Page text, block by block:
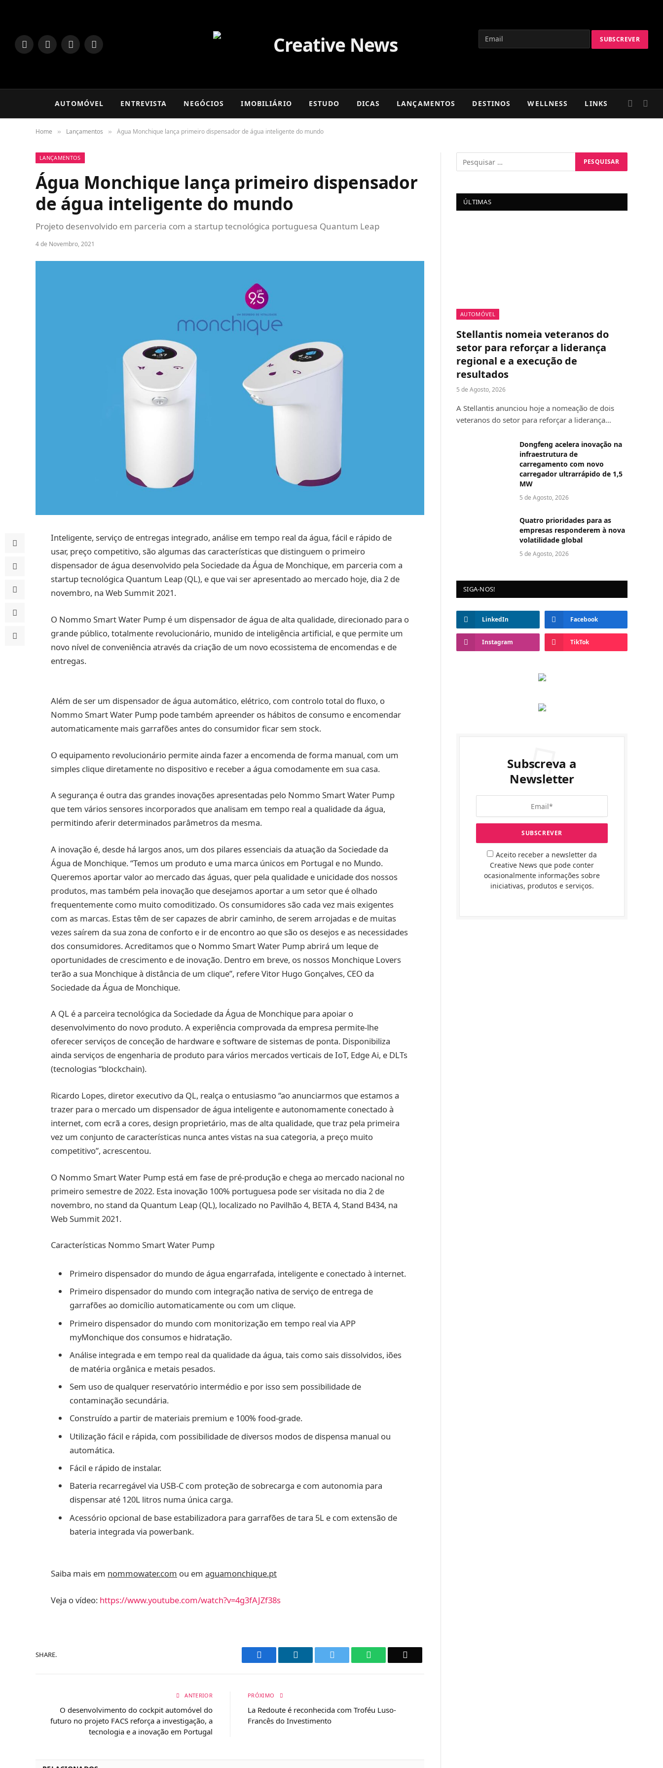
LinkedInFacebookInstagram
TikTok
AUTOMÓVEL ENTREVISTA NEGÓCIOS IMOBILIÁRIO ESTUDO DICAS LANÇAMENTOS DESTINOS WELLNESS LINKS
Home » Lançamentos » Água Monchique lança primeiro dispensador de água inteligente do mundo
LANÇAMENTOS
Água Monchique lança primeiro dispensador
de água inteligente do mundo
Projeto desenvolvido em parceria com a startup tecnológica portuguesa Quantum Leap
4 de Novembro, 2021
Inteligente, serviço de entregas integrado, análise em tempo real da água, fácil e rápido de
usar, preço competitivo, são algumas das características que distinguem o primeiro
dispensador de água desenvolvido pela Sociedade da Água de Monchique, em parceria com a
startup tecnológica Quantum Leap (QL), e que vai ser apresentado ao mercado hoje, dia 2 de
novembro, na Web Summit 2021.
O Nommo Smart Water Pump é um dispensador de água de alta qualidade, direcionado para o
grande público, totalmente revolucionário, munido de inteligência artificial, e que permite um
novo nível de conveniência através da criação de um novo ecossistema de encomendas e de
entregas.
Além de ser um dispensador de água automático, elétrico, com controlo total do fluxo, o
Nommo Smart Water Pump pode também apreender os hábitos de consumo e encomendar
automaticamente mais garrafões antes do consumidor ficar sem stock.
O equipamento revolucionário permite ainda fazer a encomenda de forma manual, com um
simples clique diretamente no dispositivo e receber a água comodamente em sua casa.
A segurança é outra das grandes inovações apresentadas pelo Nommo Smart Water Pump
que tem vários sensores incorporados que analisam em tempo real a qualidade da água,
permitindo aferir determinados parâmetros da mesma.
A inovação é, desde há largos anos, um dos pilares essenciais da atuação da Sociedade da
Água de Monchique. “Temos um produto e uma marca únicos em Portugal e no Mundo.
Queremos aportar valor ao mercado das águas, quer pela qualidade e unicidade dos nossos
produtos, mas também pela inovação que desejamos aportar a um setor que é olhado
frequentemente como muito comoditizado. Os consumidores são cada vez mais exigentes
com as marcas. Estas têm de ser capazes de abrir caminho, de serem arrojadas e de muitas
vezes saírem da sua zona de conforto e ir de encontro ao que são os desejos e as necessidades
dos consumidores. Acreditamos que o Nommo Smart Water Pump abrirá um leque de
oportunidades de crescimento e de inovação. Dentro em breve, os nossos Monchique Lovers
terão a sua Monchique à distância de um clique”, refere Vitor Hugo Gonçalves, CEO da
Sociedade da Água de Monchique.
A QL é a parceira tecnológica da Sociedade da Água de Monchique para apoiar o
desenvolvimento do novo produto. A experiência comprovada da empresa permite-lhe
oferecer serviços de conceção de hardware e software de sistemas de ponta. Disponibiliza
ainda serviços de engenharia de produto para vários mercados verticais de IoT, Edge Ai, e DLTs
(tecnologias “blockchain).
Ricardo Lopes, diretor executivo da QL, realça o entusiasmo “ao anunciarmos que estamos a
trazer para o mercado um dispensador de água inteligente e autonomamente conectado à
internet, com ecrã a cores, design proprietário, mas de alta qualidade, que traz pela primeira
vez um conjunto de características nunca antes vistas na sua categoria, a preço muito
competitivo”, acrescentou.
O Nommo Smart Water Pump está em fase de pré-produção e chega ao mercado nacional no
primeiro semestre de 2022. Esta inovação 100% portuguesa pode ser visitada no dia 2 de
novembro, no stand da Quantum Leap (QL), localizado no Pavilhão 4, BETA 4, Stand B434, na
Web Summit 2021.
Características Nommo Smart Water Pump
Primeiro dispensador do mundo de água engarrafada, inteligente e conectado à internet.
Primeiro dispensador do mundo com integração nativa de serviço de entrega de
garrafões ao domicílio automaticamente ou com um clique.
Primeiro dispensador do mundo com monitorização em tempo real via APP
myMonchique dos consumos e hidratação.
Análise integrada e em tempo real da qualidade da água, tais como sais dissolvidos, iões
de matéria orgânica e metais pesados.
Sem uso de qualquer reservatório intermédio e por isso sem possibilidade de
contaminação secundária.
Construído a partir de materiais premium e 100% food-grade.
Utilização fácil e rápida, com possibilidade de diversos modos de dispensa manual ou
automática.
Fácil e rápido de instalar.
Bateria recarregável via USB-C com proteção de sobrecarga e com autonomia para
dispensar até 120L litros numa única carga.
Acessório opcional de base estabilizadora para garrafões de tara 5L e com extensão de
bateria integrada via powerbank.
Saiba mais em nommowater.com ou em aguamonchique.pt
Veja o vídeo: https://www.youtube.com/watch?v=4g3fAJZf38s
SHARE. Facebook LinkedIn WhatsApp
ANTERIOR
O desenvolvimento do cockpit automóvel do
futuro no projeto FACS reforça a investigação, a
tecnologia e a inovação em Portugal
PRÓXIMO
La Redoute é reconhecida com Troféu Luso-
Francês do Investimento
ÚLTIMAS
AUTOMÓVEL
Stellantis nomeia veteranos do
setor para reforçar a liderança
regional e a execução de
resultados
5 de Agosto, 2026
A Stellantis anunciou hoje a nomeação de dois
veteranos do setor para reforçar a liderança…
Dongfeng acelera inovação na
infraestrutura de
carregamento com novo
carregador ultrarrápido de 1,5
MW
5 de Agosto, 2026
Quatro prioridades para as
empresas responderem à nova
volatilidade global
5 de Agosto, 2026
SIGA-NOS!
LinkedIn Facebook
Instagram TikTok
Subscreva a
Newsletter
Aceito receber a newsletter da
Creative News que pode conter
ocasionalmente informações sobre
iniciativas, produtos e serviços.